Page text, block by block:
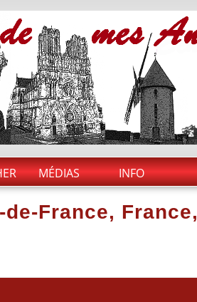
MÉDIAS INFO
France, France,